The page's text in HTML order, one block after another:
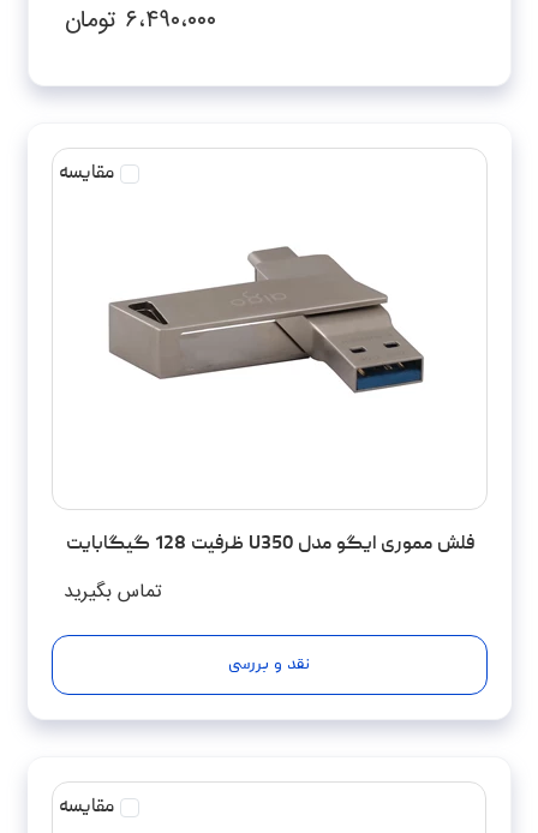
۶،۴۹۰،۰۰۰ تومان
مقایسه
فلش مموری ایگو مدل U350 ظرفیت 128 گیگابایت
تماس بگیرید
نقد و بررسی
مقایسه